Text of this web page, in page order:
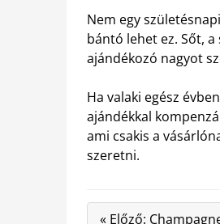
Nem egy
bántó lehet ez. Sőt,
ajándékozó nagyot
Ha valaki egész
ajándékkal
ami csakis a
szeretni.
« Előző: